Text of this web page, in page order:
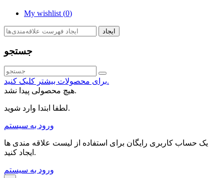
My wishlist (0)
ایجاد
جستجو
برای محصولات بیشتر کلیک کنید.
هیچ محصولی پیدا نشد.
لطفا ابتدا وارد شوید.
ورود به سیستم
یک حساب کاربری رایگان برای استفاده از لیست علاقه مندی ها
ایجاد کنید.
ورود به سیستم